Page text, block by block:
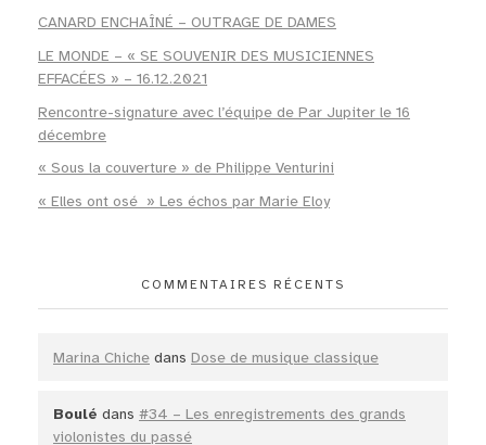
CANARD ENCHAÎNÉ – OUTRAGE DE DAMES
LE MONDE – « SE SOUVENIR DES MUSICIENNES
EFFACÉES » – 16.12.2021
Rencontre-signature avec l’équipe de Par Jupiter le 16
décembre
« Sous la couverture » de Philippe Venturini
« Elles ont osé » Les échos par Marie Eloy
COMMENTAIRES RÉCENTS
Marina Chiche dans Dose de musique classique
Boulé dans #34 – Les enregistrements des grands
violonistes du passé